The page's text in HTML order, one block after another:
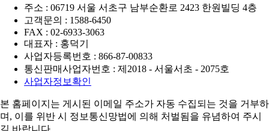
주소 : 06719 서울 서초구 남부순환로 2423 한원빌딩 4층
고객문의 : 1588-6450
FAX : 02-6933-3063
대표자 : 홍덕기
사업자등록번호 : 866-87-00833
통신판매사업자번호 : 제2018 - 서울서초 - 2075호
사업자정보확인
본 홈페이지는 게시된 이메일 주소가 자동 수집되는 것을 거부하
며, 이를 위반 시 정보통신망법에 의해 처벌됨을 유념하여 주시